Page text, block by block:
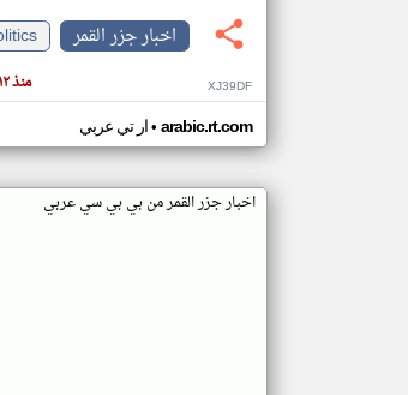
اخبار جزر القمر
منذ ١٢ يوم XJ39DF
ار تي عربي• arabic.rt.com
اخبار جزر القمر من بي بي سي عربي